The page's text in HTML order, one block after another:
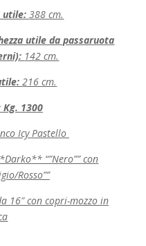
utile:388 cm.
utile da passaruota
142 cm.
216 cm.
1300
Icy Pastello
“”Nero”” con
Rosso””
16″ con copri-mozzo in